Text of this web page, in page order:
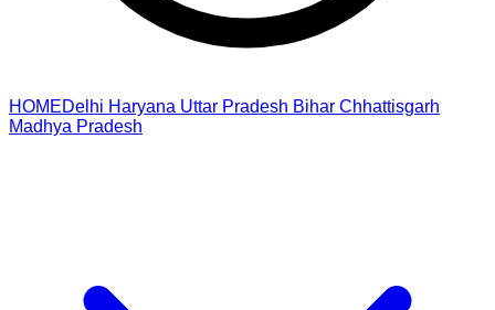
HOMEDelhi Haryana Uttar Pradesh Bihar Chhattisgarh
Madhya Pradesh